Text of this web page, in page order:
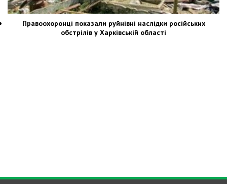
Правоохоронці показали руйнівні наслідки російських
обстрілів у Харківській області